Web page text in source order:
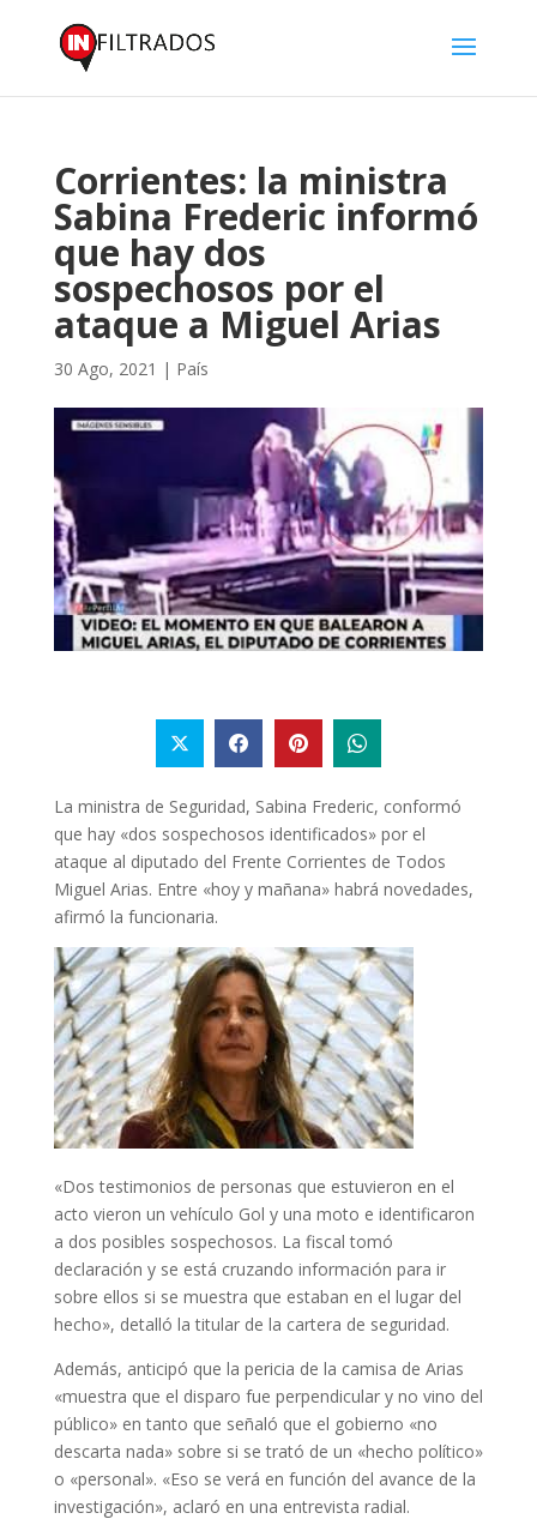
Corrientes: la ministra
Sabina Frederic informó
que hay dos
sospechosos por el
ataque a Miguel Arias
30 Ago, 2021 | País
La ministra de Seguridad, Sabina Frederic, conformó
que hay «dos sospechosos identificados» por el
ataque al diputado del Frente Corrientes de Todos
Miguel Arias. Entre «hoy y mañana» habrá novedades,
afirmó la funcionaria.
«Dos testimonios de personas que estuvieron en el
acto vieron un vehículo Gol y una moto e identificaron
a dos posibles sospechosos. La fiscal tomó
declaración y se está cruzando información para ir
sobre ellos si se muestra que estaban en el lugar del
hecho», detalló la titular de la cartera de seguridad.
Además, anticipó que la pericia de la camisa de Arias
«muestra que el disparo fue perpendicular y no vino del
público» en tanto que señaló que el gobierno «no
descarta nada» sobre si se trató de un «hecho político»
o «personal». «Eso se verá en función del avance de la
investigación», aclaró en una entrevista radial.